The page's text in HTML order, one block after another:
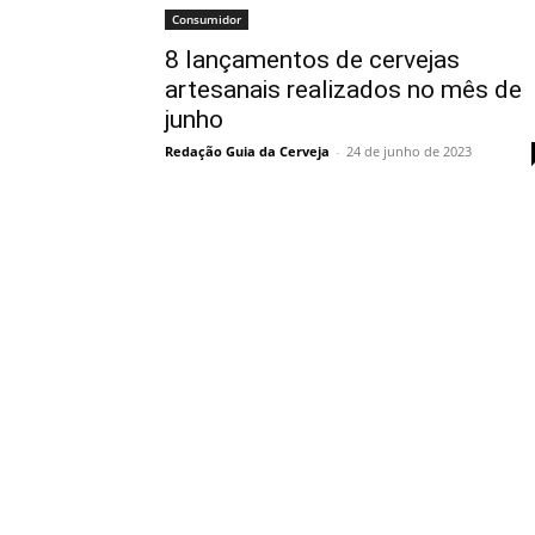
Consumidor
8 lançamentos de cervejas
artesanais realizados no mês de
junho
Redação Guia da Cerveja - 24 de junho de 2023